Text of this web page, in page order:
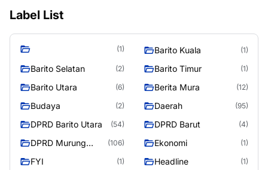
Label List
(1) Barito Kuala (1)
Barito Selatan (2) Barito Timur (1)
Barito Utara (6) Berita Mura (12)
Budaya (2) Daerah (95)
DPRD Barito Utara (54) DPRD Barut (4)
DPRD Murung
(106) Ekonomi (1)
FYI (1) Headline (1)